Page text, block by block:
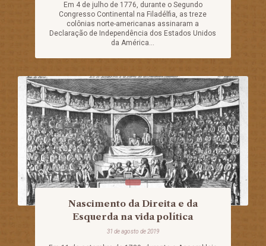
Em 4 de julho de 1776, durante o Segundo
Congresso Continental na Filadélfia, as treze
colônias norte-americanas assinaram a
Declaração de Independência dos Estados Unidos
da América...
Nascimento da Direita e da
Esquerda na vida política
31 de agosto de 2019